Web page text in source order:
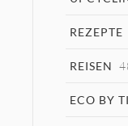
REZEPTE
REISEN
ECO BY